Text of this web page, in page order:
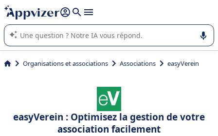
répondre (plusieurs lignes avec
L'IA de Appvizer vous guide dans l'utilisation ou la sélection de
logiciel SaaS en entreprise.
Organisations et associations Associations easyVerein
easyVerein : Optimisez la gestion de votre
association facilement